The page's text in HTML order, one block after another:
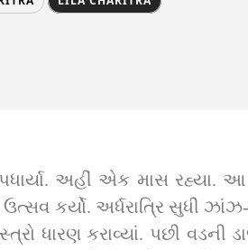
અહીં એક માસ રહ્યા. આ
કર્યો. અર્ધરાત્રિ સુધી
ધારણ કરાવ્યાં. પછી વડની